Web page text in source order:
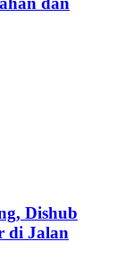
Dishub
di Jalan